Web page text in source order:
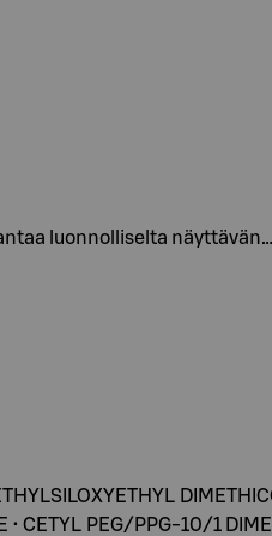
luonnolliselta näyttävän…
• CETYL PEG/PPG-10/1